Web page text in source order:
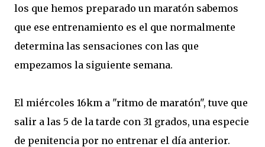
los que hemos preparado un maratón sabemos
que ese entrenamiento es el que normalmente
determina las sensaciones con las que
empezamos la siguiente semana.
El miércoles 16km a "ritmo de maratón", tuve que
salir a las 5 de la tarde con 31 grados, una especie
de penitencia por no entrenar el día anterior.